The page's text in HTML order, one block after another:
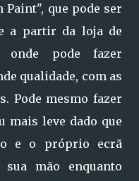
Paint", que pode ser
a partir da loja de
onde pode fazer
qualidade, com as
Pode mesmo fazer
mais leve dado que
e o próprio ecrã
sua mão enquanto